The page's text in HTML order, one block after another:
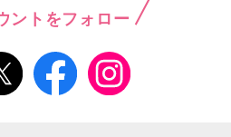
ントをフォロー